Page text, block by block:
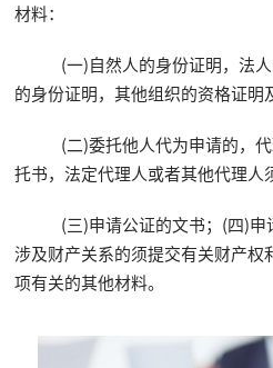
材料：
(一)自然人的身份证明，法人
的身份证明，其他组织的资格证明
(二)委托他人代为申请的，代
托书，法定代理人或者其他代理人
(三)申请公证的文书；(四)申
涉及财产关系的须提交有关财产
项有关的其他材料。